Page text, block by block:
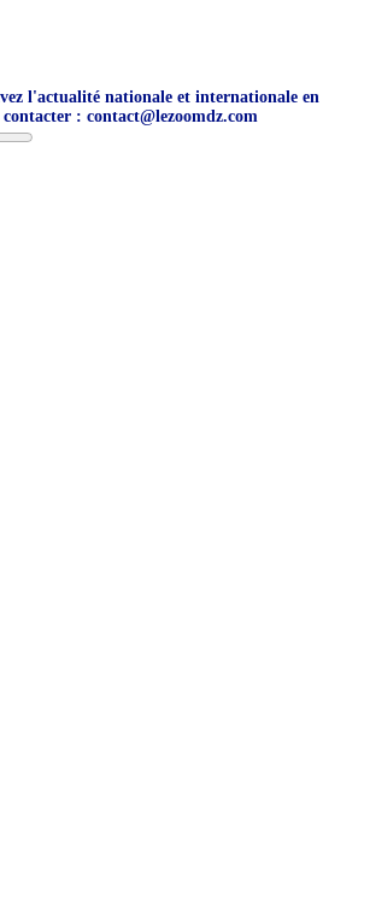
l'actualité nationale et internationale en
: contact@lezoomdz.com